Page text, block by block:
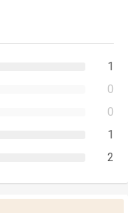
1
0
0
1
2